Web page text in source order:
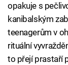
opakuje s
kanibalským
teenagerům v
rituální
to přejí prastaří